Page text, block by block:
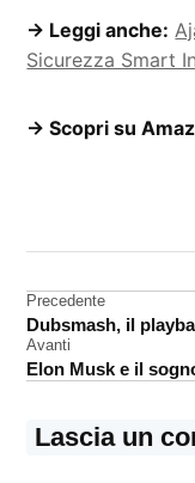
→ Leggi anche:
Sicurezza Smart
→ Scopri su
recensione
tastiera
Navigazione
articoli
Precedente
Dubsmash, il
Avanti
Elon Musk e il
Lascia un